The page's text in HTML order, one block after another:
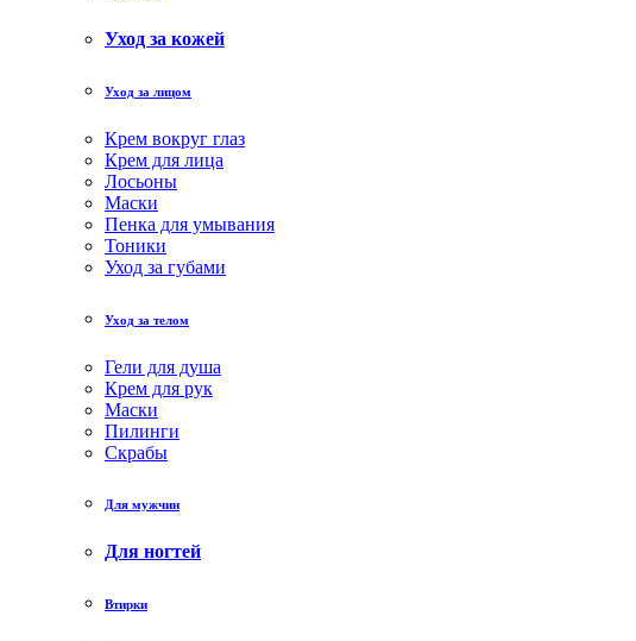
Уход за кожей
Уход за лицом
Крем вокруг глаз
Крем для лица
Лосьоны
Маски
Пенка для умывания
Тоники
Уход за губами
Уход за телом
Гели для душа
Крем для рук
Маски
Пилинги
Скрабы
Для мужчин
Для ногтей
Втирки